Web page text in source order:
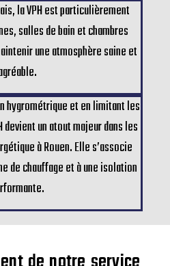
la VPH est particulièrement
salles de bain et chambres
une atmosphère saine et
hygrométrique et en limitant les
un atout majeur dans les
à Rouen. Elle s’associe
de chauffage et à une isolation